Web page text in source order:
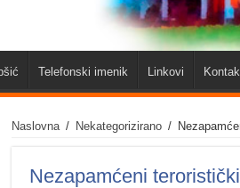
Telefonski imenik Linkovi
Naslovna / Nekategorizirano /
Nezapamćeni